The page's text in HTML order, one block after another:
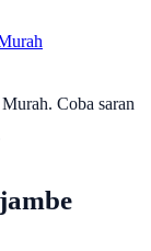
Coba saran